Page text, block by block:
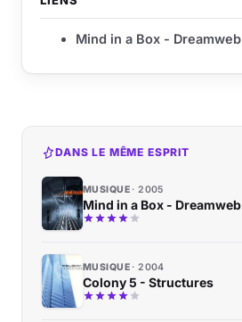
Mind in a Box - Dreamweb
DANS LE MÊME ESPRIT
MUSIQUE 2005
Mind in a Box - Dreamweb
MUSIQUE 2004
Colony 5 - Structures